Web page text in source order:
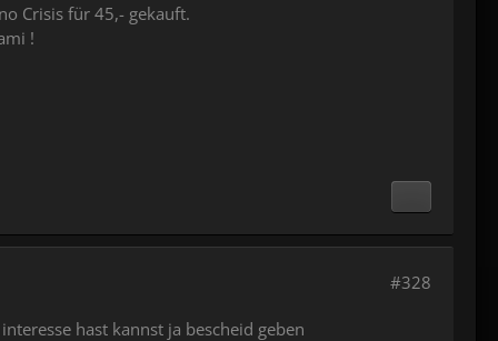
Crisis für 45,- gekauft.
!
#328
hast kannst ja bescheid geben